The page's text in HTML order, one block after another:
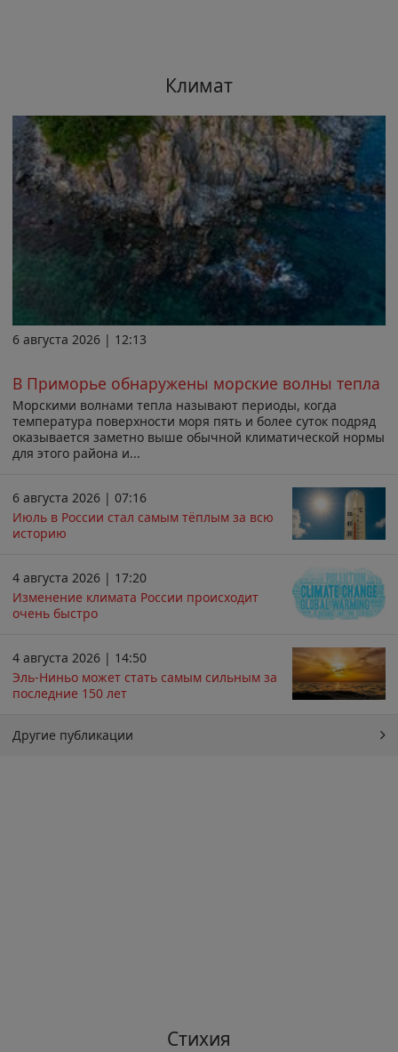
Климат
6 августа 2026 | 12:13
В Приморье обнаружены морские волны тепла
Морскими волнами тепла называют периоды, когда
температура поверхности моря пять и более суток подряд
оказывается заметно выше обычной климатической нормы
для этого района и...
6 августа 2026 | 07:16
Июль в России стал самым тёплым за всю
историю
4 августа 2026 | 17:20
Изменение климата России происходит
очень быстро
4 августа 2026 | 14:50
Эль-Ниньо может стать самым сильным за
последние 150 лет
Другие публикации
Стихия